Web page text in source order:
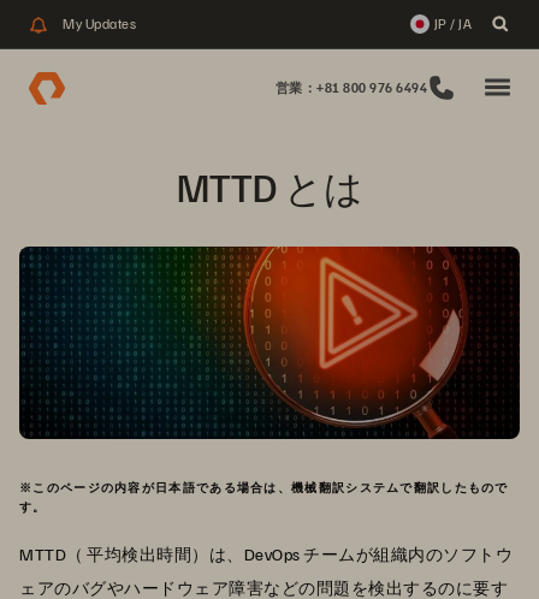
My Updates JP / JA
営業：+81 800 976 6494
MTTD とは
※このページの内容が日本語である場合は、機械翻訳システムで翻訳したもので
す。
MTTD（ 平均検出時間）は、DevOps チームが組織内のソフトウ
ェアのバグやハードウェア障害などの問題を検出するのに要す